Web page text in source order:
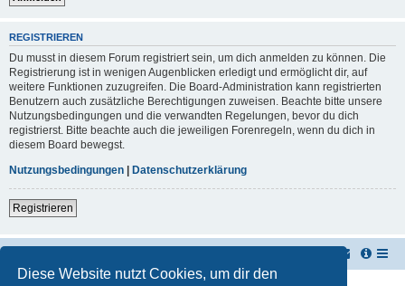
Diese Website nutzt Cookies, um dir den
REGISTRIEREN
Du musst in diesem Forum registriert sein, um dich anmelden zu können. Die
Registrierung ist in wenigen Augenblicken erledigt und ermöglicht dir, auf
weitere Funktionen zuzugreifen. Die Board-Administration kann registrierten
Benutzern auch zusätzliche Berechtigungen zuweisen. Beachte bitte unsere
Nutzungsbedingungen und die verwandten Regelungen, bevor du dich
registrierst. Bitte beachte auch die jeweiligen Forenregeln, wenn du dich in
diesem Board bewegst.
Nutzungsbedingungen
Datenschutzerklärung
Registrieren